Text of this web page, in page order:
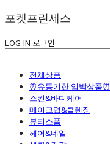
포켓프린세스
LOG IN 로그인
전체상품
⏰유통기한 임박상품⏰
스킨&바디케어
메이크업&클렌징
뷰티소품
헤어&네일